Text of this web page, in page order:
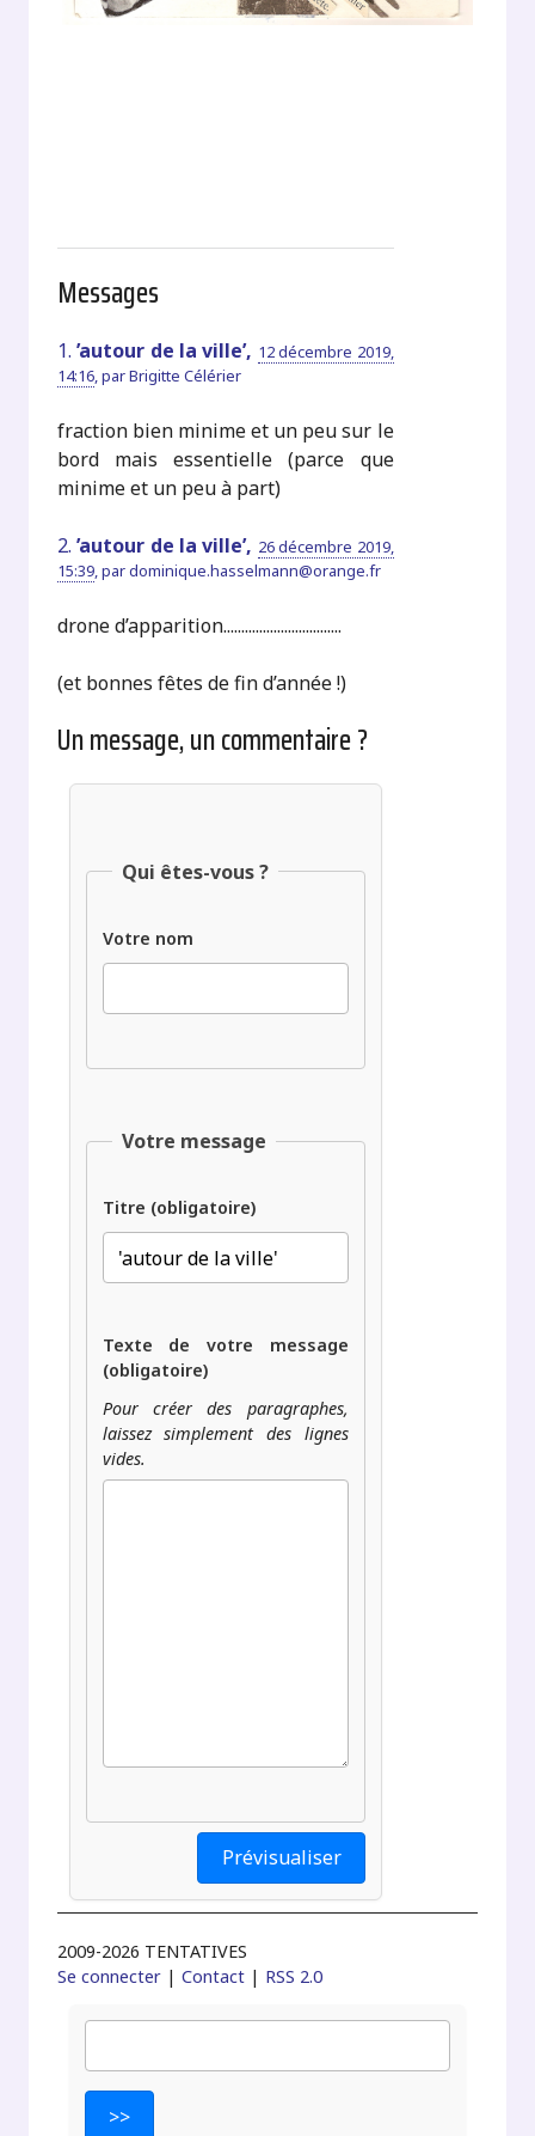
Messages
1. ’autour de la ville’, 12 décembre 2019,
14:16,parBrigitte Célérier
fraction bien minime et un peu sur le
bord mais essentielle (parce que
minime et un peu à part)
2. ’autour de la ville’, 26 décembre 2019,
15:39,pardominique.hasselmann@orange.fr
drone d’apparition.................................
(et bonnes fêtes de fin d’année !)
Un message, un commentaire ?
Qui êtes-vous ?
Votre nom
Votre message
Titre (obligatoire)
Texte de votre message
(obligatoire)
Pour créer des paragraphes,
laissez simplement des lignes
vides.
2009-2026 TENTATIVES
Se connecter |Contact | RSS 2.0